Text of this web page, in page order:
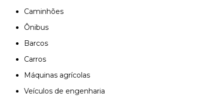
Caminhões
Ônibus
Barcos
Carros
Máquinas agrícolas
Veículos de engenharia